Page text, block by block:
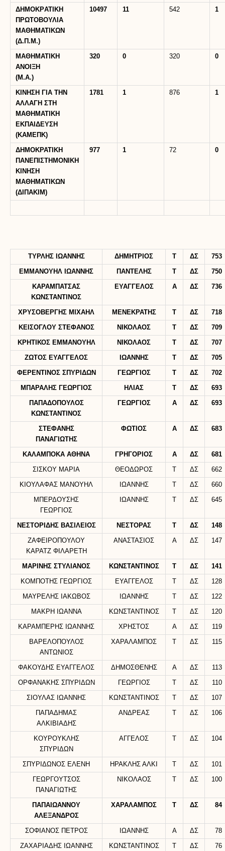
ΔΗΜΟΚΡATIKH
ΠΡΩΤΟΒΟΥΛΙΑ
ΜΑΘΗΜΑΤΙΚΩΝ
(Δ.Π.Μ.)
10497 11 542 1
ΜΑΘΗΜΑΤΙΚΗ
ΑΝΟΙΞΗ
(Μ.Α.)
320 0 320 0
ΚΙΝΗΣΗ ΓΙΑ ΤΗΝ
ΑΛΛΑΓΗ ΣΤΗ
ΜΑΘΗΜΑΤΙΚΗ
ΕΚΠΑΙΔΕΥΣΗ
(ΚΑΜΕΠΚ)
1781 1 876 1
ΔΗΜΟΚΡΑΤΙΚΗ
ΠΑΝΕΠΙΣΤΗΜΟΝΙΚΗ
ΚΙΝΗΣΗ
ΜΑΘΗΜΑΤΙΚΩΝ
(ΔΙΠΑΚΙΜ)
977 1 72 0
ΤΥΡΛΗΣ ΙΩΑΝΝΗΣ ΔΗΜΗΤΡΙΟΣ Τ ΔΣ 753
ΕΜΜΑΝΟΥΗΛ ΙΩΑΝΝΗΣ ΠΑΝΤΕΛΗΣ Τ ΔΣ 750
ΚΑΡΑΜΠΑΤΣΑΣ
ΚΩΝΣΤΑΝΤΙΝΟΣ
ΕΥΑΓΓΕΛΟΣ Α ΔΣ 736
ΧΡΥΣΟΒΕΡΓΗΣ ΜΙΧΑΗΛ ΜΕΝΕΚΡΑΤΗΣ Τ ΔΣ 718
ΚΕΙΣΟΓΛΟΥ ΣΤΕΦΑΝΟΣ ΝΙΚΟΛΑΟΣ Τ ΔΣ 709
ΚΡΗΤΙΚΟΣ ΕΜΜΑΝΟΥΗΛ ΝΙΚΟΛΑΟΣ Τ ΔΣ 707
ΖΩΤΟΣ ΕΥΑΓΓΕΛΟΣ ΙΩΑΝΝΗΣ Τ ΔΣ 705
ΦΕΡΕΝΤΙΝΟΣ ΣΠΥΡΙΔΩΝ ΓΕΩΡΓΙΟΣ Τ ΔΣ 702
ΜΠΑΡΑΛΗΣ ΓΕΩΡΓΙΟΣ ΗΛΙΑΣ Τ ΔΣ 693
ΠΑΠΑΔΟΠΟΥΛΟΣ
ΚΩΝΣΤΑΝΤΙΝΟΣ
ΓΕΩΡΓΙΟΣ Α ΔΣ 693
ΣΤΕΦΑΝΗΣ
ΠΑΝΑΓΙΩΤΗΣ
ΦΩΤΙΟΣ Α ΔΣ 683
ΚΑΛΑΜΠΟΚΑ ΑΘΗΝΑ ΓΡΗΓΟΡΙΟΣ Α ΔΣ 681
ΣΙΣΚΟΥ ΜΑΡΙΑ ΘΕΟΔΩΡΟΣ ΔΣ 662
ΚΙΟΥΛΑΦΑΣ ΜΑΝΟΥΗΛ ΙΩΑΝΝΗΣ ΔΣ 660
ΜΠΕΡΔΟΥΣΗΣ
ΓΕΩΡΓΙΟΣ
ΙΩΑΝΝΗΣ ΔΣ 645
ΝΕΣΤΟΡΙΔΗΣ ΒΑΣΙΛΕΙΟΣ ΝΕΣΤΟΡΑΣ Τ ΔΣ 148
ΖΑΦΕΙΡΟΠΟΥΛΟΥ
ΚΑΡΑΤΖ ΦΙΛΑΡΕΤΗ
ΑΝΑΣΤΑΣΙΟΣ Α ΔΣ 147
ΜΑΡΙΝΗΣ ΣΤΥΛΙΑΝΟΣ ΚΩΝΣΤΑΝΤΙΝΟΣ Τ ΔΣ 141
ΚΟΜΠΟΤΗΣ ΓΕΩΡΓΙΟΣ ΕΥΑΓΓΕΛΟΣ ΔΣ 128
ΜΑΥΡΕΛΗΣ ΙΑΚΩΒΟΣ ΙΩΑΝΝΗΣ ΔΣ 122
ΜΑΚΡΗ ΙΩΑΝΝΑ ΚΩΝΣΤΑΝΤΙΝΟΣ ΔΣ 120
ΚΑΡΑΜΠΕΡΗΣ ΙΩΑΝΝΗΣ ΧΡΗΣΤΟΣ Α ΔΣ 119
ΒΑΡΕΛΟΠΟΥΛΟΣ
ΑΝΤΩΝΙΟΣ
ΧΑΡΑΛΑΜΠΟΣ ΔΣ 115
ΦΑΚΟΥΔΗΣ ΕΥΑΓΓΕΛΟΣ ΔΗΜΟΣΘΕΝΗΣ Α ΔΣ 113
ΟΡΦΑΝΑΚΗΣ ΣΠΥΡΙΔΩΝ ΓΕΩΡΓΙΟΣ ΔΣ 110
ΣΙΟΥΛΑΣ ΙΩΑΝΝΗΣ ΚΩΝΣΤΑΝΤΙΝΟΣ ΔΣ 107
ΠΑΠΑΔΗΜΑΣ
ΑΛΚΙΒΙΑΔΗΣ
ΑΝΔΡΕΑΣ ΔΣ 106
ΚΟΥΡΟΥΚΛΗΣ
ΣΠΥΡΙΔΩΝ
ΑΓΓΕΛΟΣ ΔΣ 104
ΣΠΥΡΙΔΩΝΟΣ ΕΛΕΝΗ ΗΡΑΚΛΗΣ ΑΛΚΙ ΔΣ 101
ΓΕΩΡΓΟΥΤΣΟΣ
ΠΑΝΑΓΙΩΤΗΣ
ΝΙΚΟΛΑΟΣ ΔΣ 100
ΠΑΠΑΙΩΑΝΝΟΥ
ΑΛΕΞΑΝΔΡΟΣ
ΧΑΡΑΛΑΜΠΟΣ Τ ΔΣ 84
ΣΟΦΙΑΝΟΣ ΠΕΤΡΟΣ ΙΩΑΝΝΗΣ Α ΔΣ 78
ΖΑΧΑΡΙΑΔΗΣ ΙΩΑΝΝΗΣ ΚΩΝΣΤΑΝΤΙΝΟΣ ΔΣ 76